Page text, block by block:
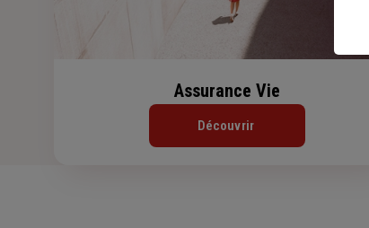
Assurance Vie
Découvrir